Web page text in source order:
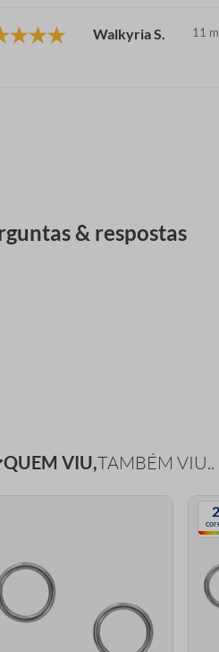
Walkyria S. 11
& respostas
QUEM VIU,TAMBÉM VIU..
2